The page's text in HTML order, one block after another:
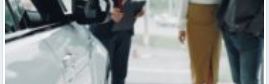
Plaukstas locītavas sastiepums: kā to novērst, atpazīt un veiksmīgi
ārstēt